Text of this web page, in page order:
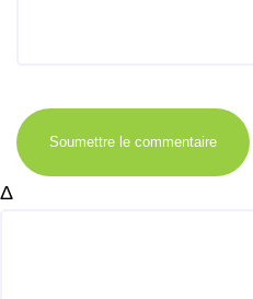
Soumettre le commentaire
Δ